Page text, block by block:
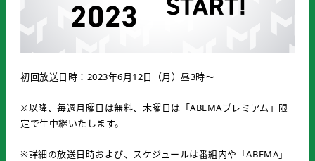
初回放送日時：2023年6月12日（月）昼3時～
※以降、毎週月曜日は無料、木曜日は「ABEMAプレミアム」限
定で生中継いたします。
※詳細の放送日時および、スケジュールは番組内や「ABEMA」